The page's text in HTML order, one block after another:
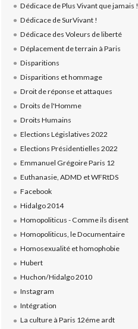
Dédicace de Plus Vivant que jamais !
Dédicace de SurVivant !
Dédicace des Voleurs de liberté
Déplacement de terrain à Paris
Disparitions
Disparitions et hommage
Droit de réponse et attaques
Droits de l'Homme
Droits Humains
Elections Législatives 2022
Elections Présidentielles 2022
Emmanuel Grégoire Paris 12
Euthanasie, ADMD et WFRtDS
Facebook
Hidalgo 2014
Homopoliticus - Comme ils disent
Homopoliticus, le Documentaire
Homosexualité et homophobie
Hubert
Huchon/Hidalgo 2010
Instagram
Intégration
La culture à Paris 12éme ardt